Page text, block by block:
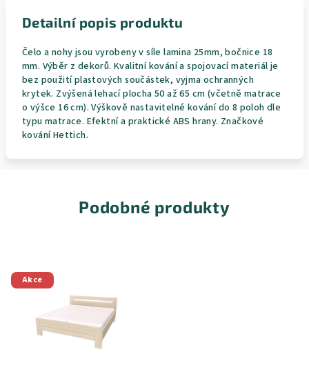
Detailní popis produktu
Čelo a nohy jsou vyrobeny v síle lamina 25mm, bočnice 18
mm. Výběr z dekorů. Kvalitní kování a spojovací materiál je
bez použití plastových součástek, vyjma ochranných
krytek. Zvýšená lehací plocha 50 až 65 cm (včetně matrace
o výšce 16 cm). Výškově nastavitelné kování do 8 poloh dle
typu matrace. Efektní a praktické ABS hrany. Značkové
kování Hettich.
Podobné produkty
Akce